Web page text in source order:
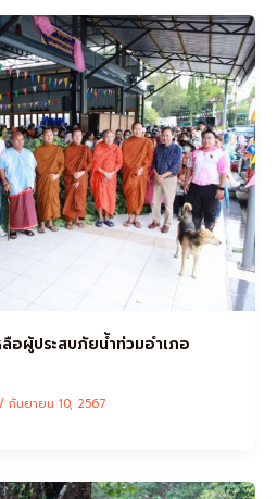
อผู้ประสบภัยน้ำท่วมอำเภอ
/ กันยายน 10, 2567